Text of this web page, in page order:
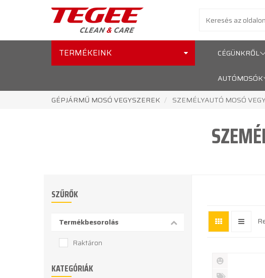
TERMÉKEINK CÉGÜNKRŐL
AUTÓMOSÓK
GÉPJÁRMŰ MOSÓ VEGYSZEREK
SZEMÉLYAUTÓ MOSÓ
SZŰRŐK
Termékbesorolás
Raktáron
KATEGÓRIÁK